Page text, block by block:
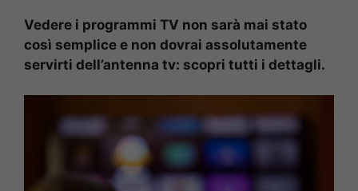
Vedere i programmi TV non sarà mai stato
così semplice e non dovrai assolutamente
servirti dell’antenna tv: scopri tutti i dettagli.